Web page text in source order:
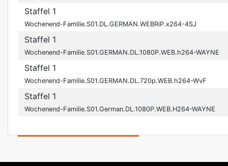
Staffel 1
Wochenend-Familie.S01.DL.GERMAN.WEBRiP.x264-4SJ
Staffel 1
Wochenend-Familie.S01.GERMAN.DL.1080P.WEB.h264-WAYNE
Staffel 1
Wochenend-Familie.S01.GERMAN.DL.720p.WEB.h264-WvF
Staffel 1
Wochenend-Familie.S01.German.DL.1080P.WEB.H264-WAYNE